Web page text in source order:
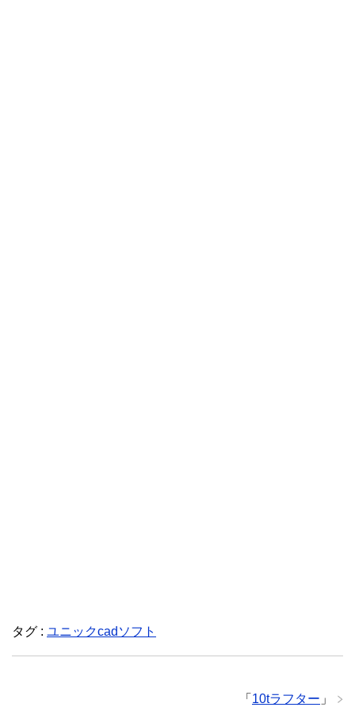
タグ : ユニックcadソフト
「 10tラフター 」